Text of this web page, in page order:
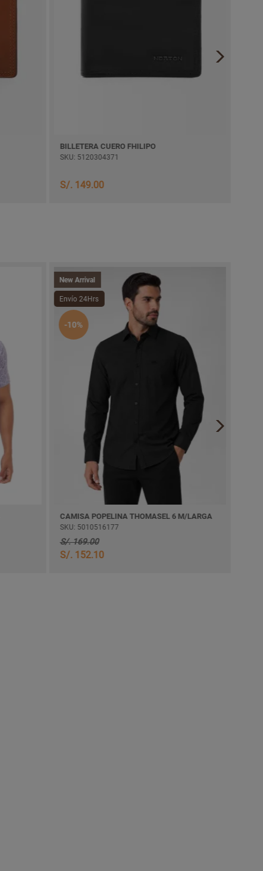
BILLETERA CUERO FHILIPO
SKU: 5120304371
S/. 149.00
New Arrival
Envío 24Hrs
-10%
CAMISA POPELINA THOMASEL 6 M/LARGA
SKU: 5010516177
S/. 169.00
S/. 152.10